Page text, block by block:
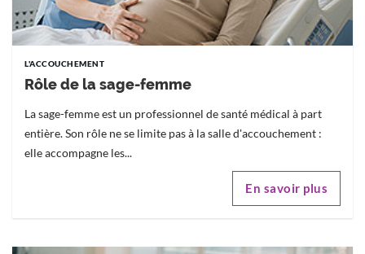
L'ACCOUCHEMENT
Rôle de la sage-femme
La sage-femme est un professionnel de santé médical à part
entière. Son rôle ne se limite pas à la salle d'accouchement :
elle accompagne les...
En savoir plus